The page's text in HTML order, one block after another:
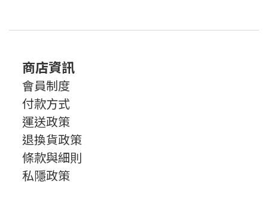
商店資訊
會員制度
付款方式
運送政策
退換貨政策
條款與細則
私隱政策